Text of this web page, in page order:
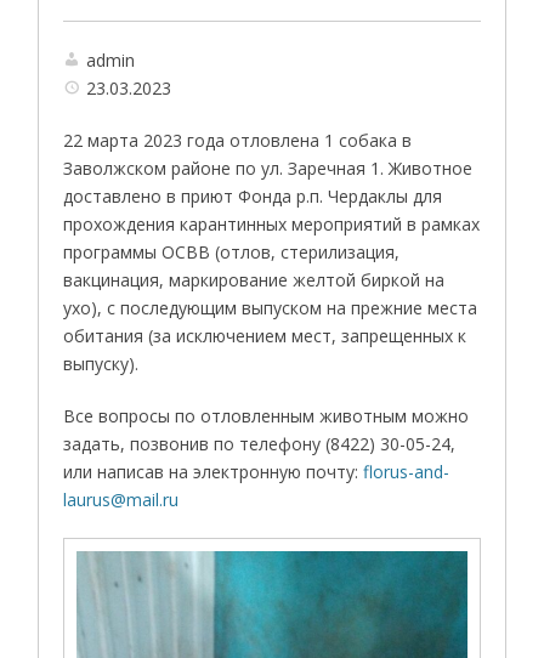
admin
23.03.2023
22 марта 2023 года отловлена 1 собака в
Заволжском районе по ул. Заречная 1. Животное
доставлено в приют Фонда р.п. Чердаклы для
прохождения карантинных мероприятий в рамках
программы ОСВВ (отлов, стерилизация,
вакцинация, маркирование желтой биркой на
ухо), с последующим выпуском на прежние места
обитания (за исключением мест, запрещенных к
выпуску).
Все вопросы по отловленным животным можно
задать, позвонив по телефону (8422) 30-05-24,
или написав на электронную почту:florus-and-
laurus@mail.ru